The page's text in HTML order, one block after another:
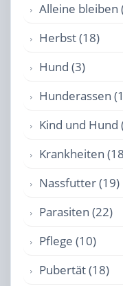
Alleine bleiben
Herbst (18)
Hund (3)
Hunderassen
Kind und Hund
Krankheiten
Nassfutter (19)
Parasiten (22)
Pflege (10)
Pubertät (18)